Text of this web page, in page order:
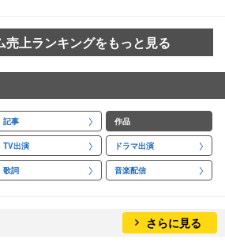
売上ランキングをもっと見る
記事 作品
TV出演 ドラマ出演
歌詞 音楽配信
さらに見る